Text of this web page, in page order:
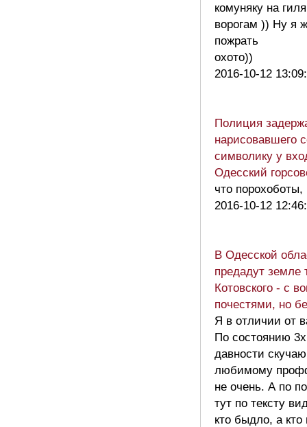
комуняку на
ворогам )) Ну я
пожрать
охото))
2016-10-12
Полиция
нарисовавшего
символику у
Одесский
что порохоботы,
2016-10-12
В Одесской
предадут земле
Котовского - с
почестями, но
Я в отличии от
По состоянию
давности
любимому
не очень. А по
тут по тексту
кто быдло, а